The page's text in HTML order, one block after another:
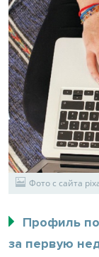
Фото с сайта
Профиль
за первую